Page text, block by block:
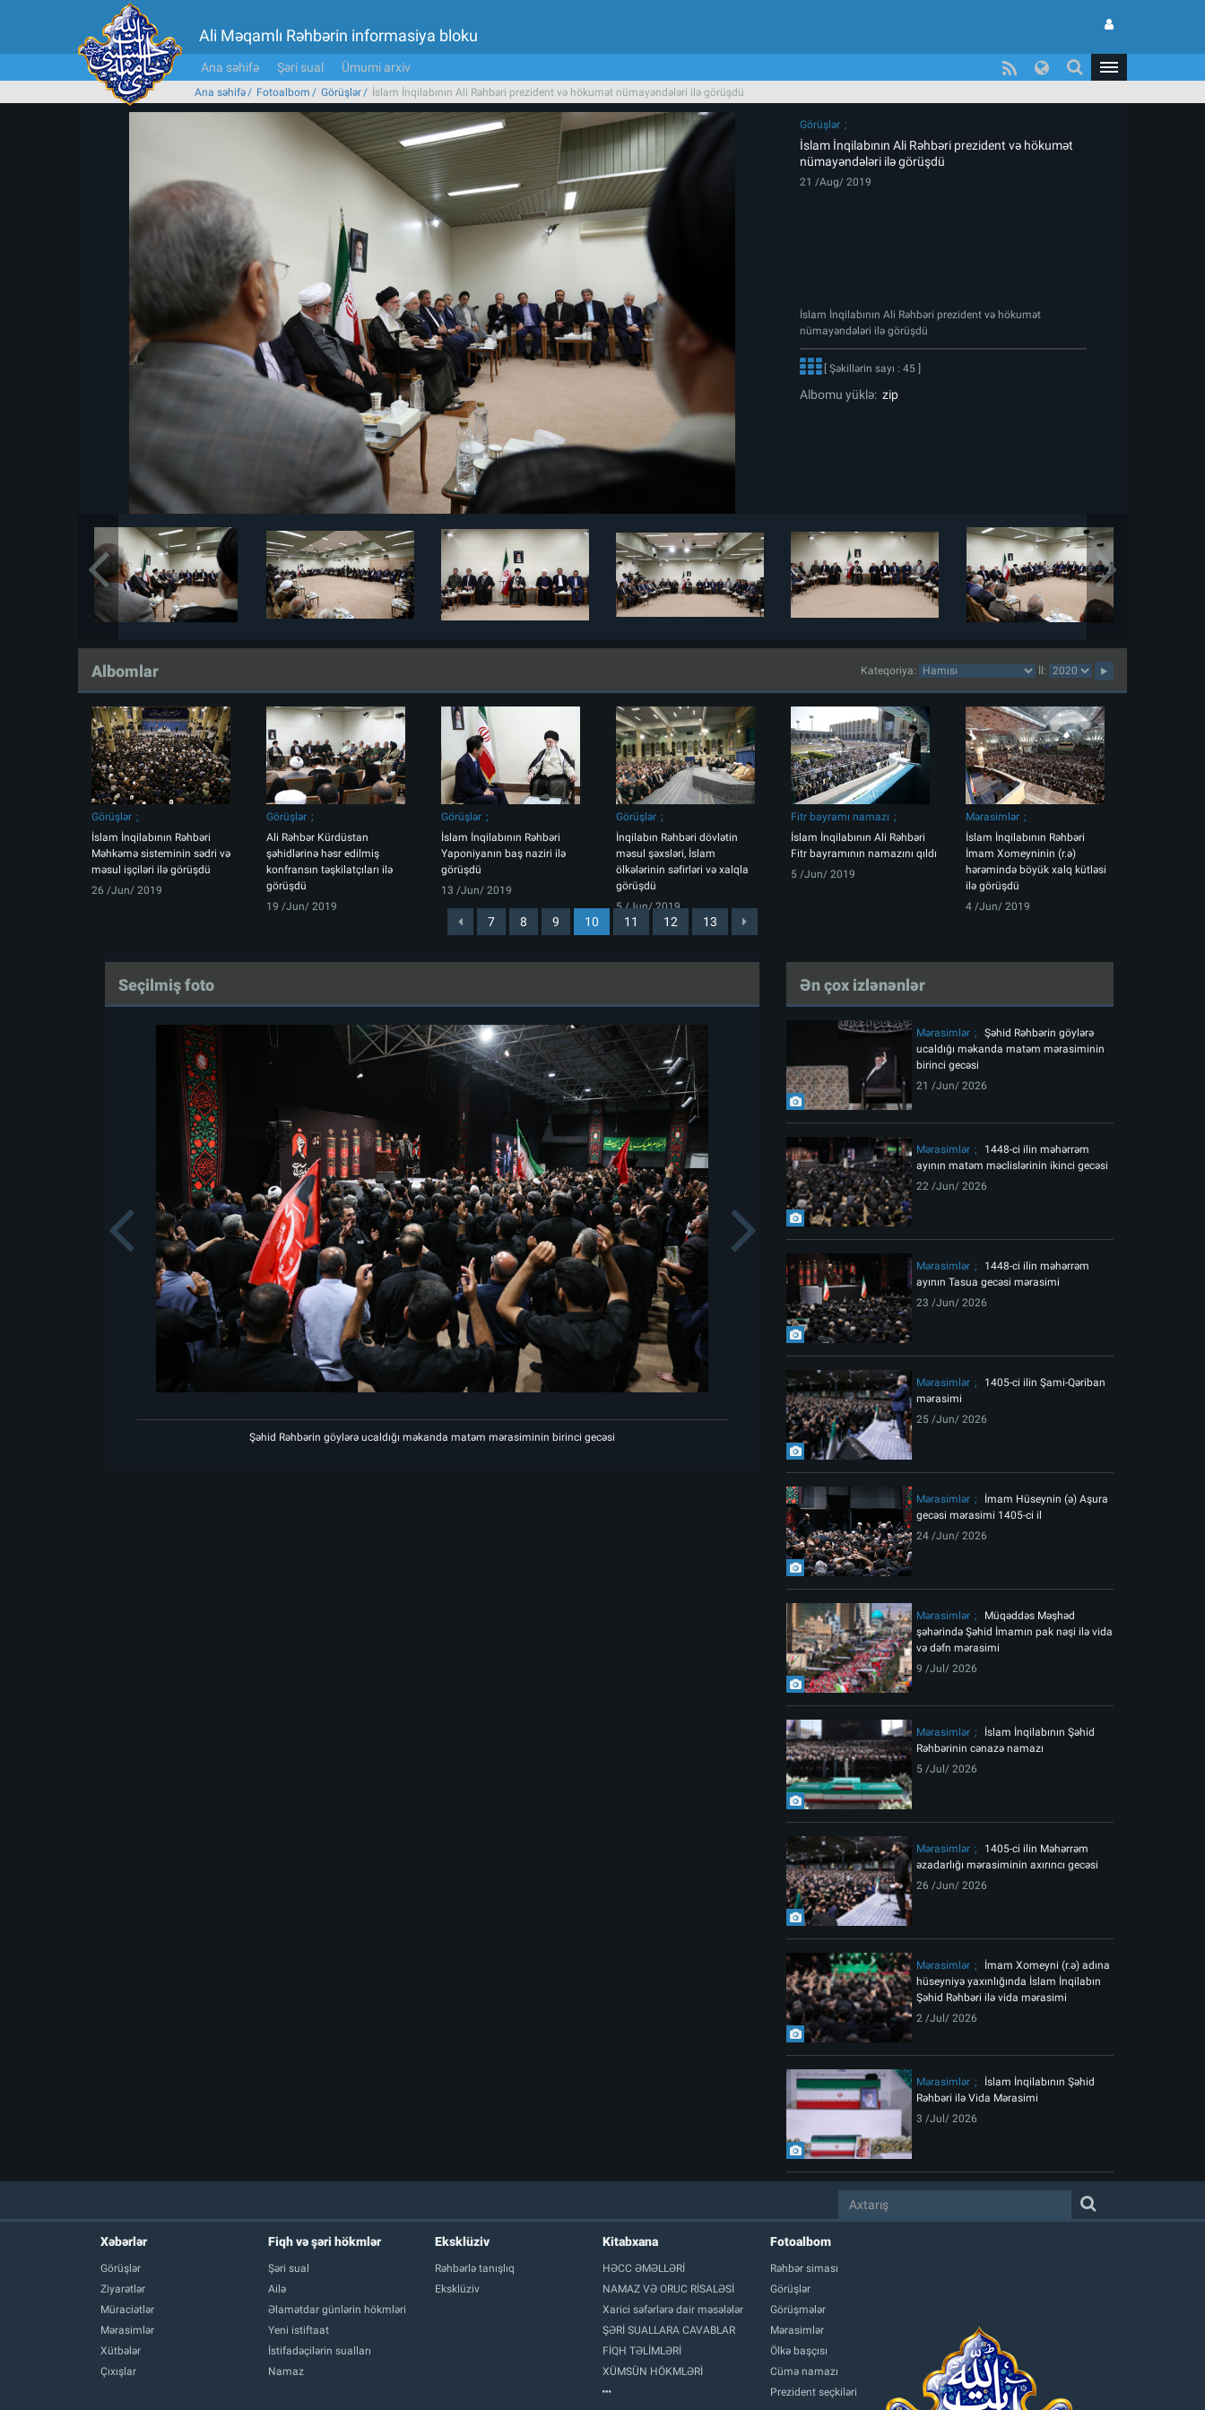
Ali Məqamlı Rəhbərin informasiya bloku
Ana səhifə Şəri sual Ümumi arxiv
Ana səhifə Fotoalbom Görüşlər İslam İnqilabının Ali Rəhbəri prezident və hökumət nümayəndələri ilə görüşdü
Görüşlər
İslam İnqilabının Ali Rəhbəri prezident və hökumət
nümayəndələri ilə görüşdü
21 /Aug/ 2019
İslam İnqilabının Ali Rəhbəri prezident və hökumət
nümayəndələri ilə görüşdü
[ Şəkillərin sayı : 45 ]
Albomu yüklə: zip
Albomlar Kateqoriya: İl:
Görüşlər
İslam İnqilabının Rəhbəri
Məhkəmə sisteminin sədri və
məsul işçiləri ilə görüşdü
26 /Jun/ 2019
Görüşlər
Ali Rəhbər Kürdüstan
şəhidlərinə həsr edilmiş
konfransın təşkilatçıları ilə
görüşdü
19 /Jun/ 2019
Görüşlər
İslam İnqilabının Rəhbəri
Yaponiyanın baş naziri ilə
görüşdü
13 /Jun/ 2019
Görüşlər
İnqilabın Rəhbəri dövlətin
məsul şəxsləri, İslam
ölkələrinin səfirləri və xalqla
görüşdü
5 /Jun/ 2019
Fitr bayramı namazı
İslam İnqilabının Ali Rəhbəri
Fitr bayramının namazını qıldı
5 /Jun/ 2019
Mərasimlər
İslam İnqilabının Rəhbəri
İmam Xomeyninin (r.ə)
hərəmində böyük xalq kütləsi
ilə görüşdü
4 /Jun/ 2019
7 8 9 10 11 12 13
Seçilmiş foto
Rəhbərin göylərə ucaldığı məkanda matəm mərasiminin birinci gecəsi Şəhid Rəhbərin göylərə ucaldığı məkanda matəm mərasiminin birinci gecəsi
Previous Next
Ən çox izlənənlər
Mərasimlər
Şəhid Rəhbərin göylərə
ucaldığı məkanda matəm mərasiminin
birinci gecəsi
21 /Jun/ 2026
Mərasimlər
1448-ci ilin məhərrəm
ayının matəm məclislərinin ikinci gecəsi
22 /Jun/ 2026
Mərasimlər
1448-ci ilin məhərrəm
ayının Tasua gecəsi mərasimi
23 /Jun/ 2026
Mərasimlər
1405-ci ilin Şami-Qəriban
mərasimi
25 /Jun/ 2026
Mərasimlər
İmam Hüseynin (ə) Aşura
gecəsi mərasimi 1405-ci il
24 /Jun/ 2026
Mərasimlər
Müqəddəs Məşhəd
şəhərində Şəhid İmamın pak nəşi ilə vida
və dəfn mərasimi
9 /Jul/ 2026
Mərasimlər
İslam İnqilabının Şəhid
Rəhbərinin cənazə namazı
5 /Jul/ 2026
Mərasimlər
1405-ci ilin Məhərrəm
əzadarlığı mərasiminin axırıncı gecəsi
26 /Jun/ 2026
Mərasimlər
İmam Xomeyni (r.ə) adına
hüseyniyə yaxınlığında İslam İnqilabın
Şəhid Rəhbəri ilə vida mərasimi
2 /Jul/ 2026
Mərasimlər
İslam İnqilabının Şəhid
Rəhbəri ilə Vida Mərasimi
3 /Jul/ 2026
Xəbərlər
Görüşlər
Ziyarətlər
Müraciətlər
Mərasimlər
Xütbələr
Çıxışlar
Fiqh və şəri hökmlər
Şəri sual
Ailə
Əlamətdar günlərin hökmləri
Yeni istiftaat
İstifadəçilərin sualları
Namaz
Eksklüziv
Rəhbərlə tanışlıq
Eksklüziv
Kitabxana
HƏCC ƏMƏLLƏRİ
NAMAZ VƏ ORUC RİSALƏSİ
Xarici səfərlərə dair məsələlər
ŞƏRİ SUALLARA CAVABLAR
FİQH TƏLİMLƏRİ
XÜMSÜN HÖKMLƏRİ
Fotoalbom
Rəhbər siması
Görüşlər
Görüşmələr
Mərasimlər
Ölkə başçısı
Cümə namazı
Prezident seçkiləri